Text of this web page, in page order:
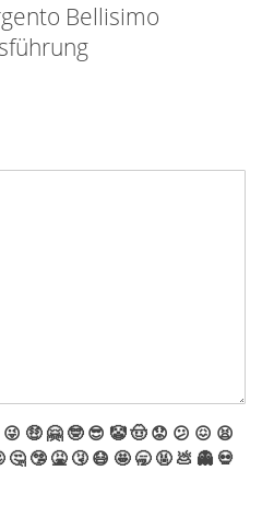
Bellisimo
😜 🤑 🤗 🤓 😎 🤡🤠 😟 😕 😖 😫
🤔 🤥 🤮 🤧 😷 🤩 🥱 🤬 💩 👻 💀